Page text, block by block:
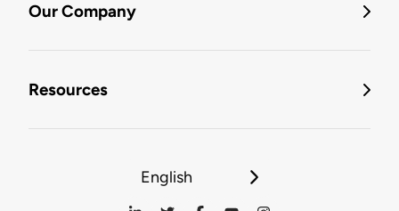
Our Company
Resources
English